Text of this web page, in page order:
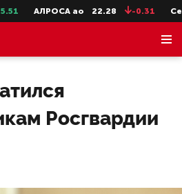
АЛРОСА ао 22.28 -0.31
Росгвардии